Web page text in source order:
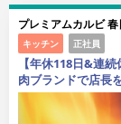
プレミアムカルビ
キッチン 正社員
【年休118日&連
肉ブランドで店長